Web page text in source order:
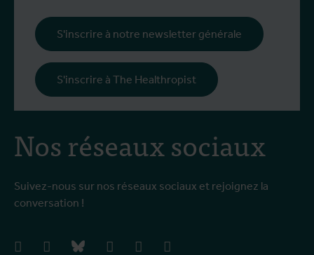
Nos réseaux sociaux
Suivez-nous sur nos réseaux sociaux et rejoignez la
conversation !
instagrambluesky
S'inscrire à notre newsletter générale
S'inscrire à The Healthropist